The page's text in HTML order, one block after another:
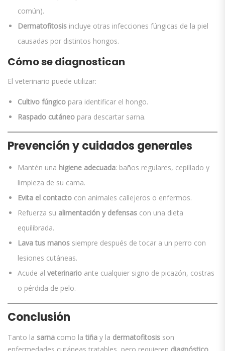
común).
Dermatofitosis incluye otras infecciones fúngicas de la piel
causadas por distintos hongos.
Cómo se diagnostican
El veterinario puede utilizar:
Cultivo fúngico para identificar el hongo.
Raspado cutáneo para descartar sarna.
Prevención y cuidados generales
Mantén una higiene adecuada: baños regulares, cepillado y
limpieza de su cama.
Evita el contacto con animales callejeros o enfermos.
Refuerza su alimentación y defensas con una dieta
equilibrada.
Lava tus manos siempre después de tocar a un perro con
lesiones cutáneas.
Acude al veterinario ante cualquier signo de picazón, costras
o pérdida de pelo.
Conclusión
Tanto la sarna como latiña y la dermatofitosis son